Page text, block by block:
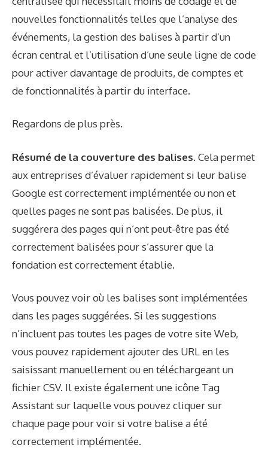
nouvelles fonctionnalités telles que l’analyse des
événements, la gestion des balises à partir d’un
écran central et l’utilisation d’une seule ligne de code
pour activer davantage de produits, de comptes et
de fonctionnalités à partir du interface.
Regardons de plus près.
Résumé de la couverture des balises. Cela permet
aux entreprises d’évaluer rapidement si leur balise
Google est correctement implémentée ou non et
quelles pages ne sont pas balisées. De plus, il
suggérera des pages qui n’ont peut-être pas été
correctement balisées pour s’assurer que la
fondation est correctement établie.
Vous pouvez voir où les balises sont implémentées
dans les pages suggérées. Si les suggestions
n’incluent pas toutes les pages de votre site Web,
vous pouvez rapidement ajouter des URL en les
saisissant manuellement ou en téléchargeant un
fichier CSV. Il existe également une icône Tag
Assistant sur laquelle vous pouvez cliquer sur
chaque page pour voir si votre balise a été
correctement implémentée.